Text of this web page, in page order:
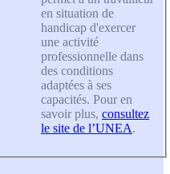
en situation de
handicap d'exercer
une activité
professionnelle dans
des conditions
adaptées à ses
capacités. Pour en
savoir plus, consultez
le site de l’UNEA.